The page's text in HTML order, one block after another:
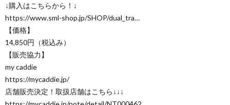
↓購入はこちらから！↓
https://www.sml-shop.jp/SHOP/dual_tra…
【価格】
14,850円（税込み）
【販売協力】
my caddie
https://mycaddie.jp/
店舗販売決定！取扱店舗はこちら↓↓↓